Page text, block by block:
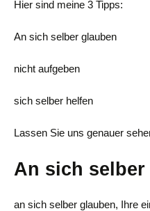
Hier sind meine 3 Tipps:
An sich selber glauben
nicht aufgeben
sich selber helfen
Lassen Sie uns genauer
An sich selber
an sich selber glauben, Ihre